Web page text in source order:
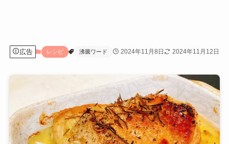
広告 レシピ 沸騰ワード 2024年11月8日 2024年11月12日